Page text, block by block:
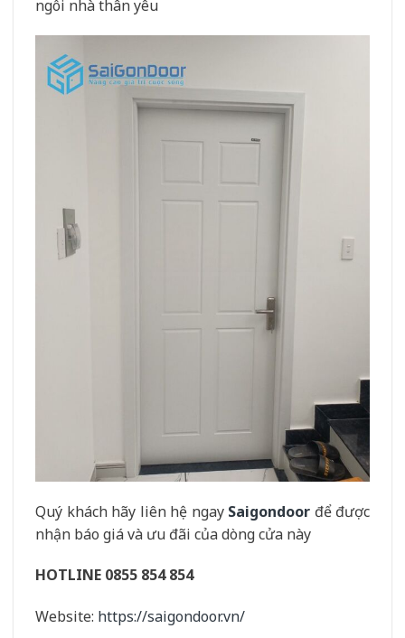
ngôi nhà thân yêu
Quý khách hãy liên hệ ngay Saigondoor để được
nhận báo giá và ưu đãi của dòng cửa này
HOTLINE 0855 854 854
Website: https://saigondoor.vn/